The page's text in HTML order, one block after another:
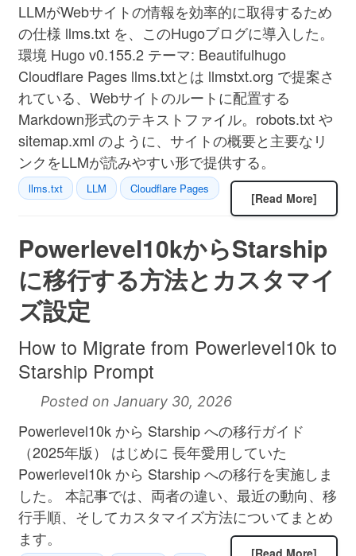
LLMがWebサイトの情報を効率的に取得するため
の仕様 llms.txt を、このHugoブログに導入した。
環境 Hugo v0.155.2 テーマ: Beautifulhugo
Cloudflare Pages llms.txtとは llmstxt.org で提案さ
れている、Webサイトのルートに配置する
Markdown形式のテキストファイル。robots.txt や
sitemap.xml のように、サイトの概要と主要なリ
ンクをLLMが読みやすい形で提供する。
[Read More]
llms.txt LLM Cloudflare Pages
Powerlevel10kからStarship
に移行する方法とカスタマイ
ズ設定
How to Migrate from Powerlevel10k to
Starship Prompt
Posted on January 30, 2026
Powerlevel10k から Starship への移行ガイド
（2025年版） はじめに 長年愛用していた
Powerlevel10k から Starship への移行を実施しま
した。 本記事では、両者の違い、最近の動向、移
行手順、そしてカスタマイズ方法についてまとめ
ます。
[Read More]